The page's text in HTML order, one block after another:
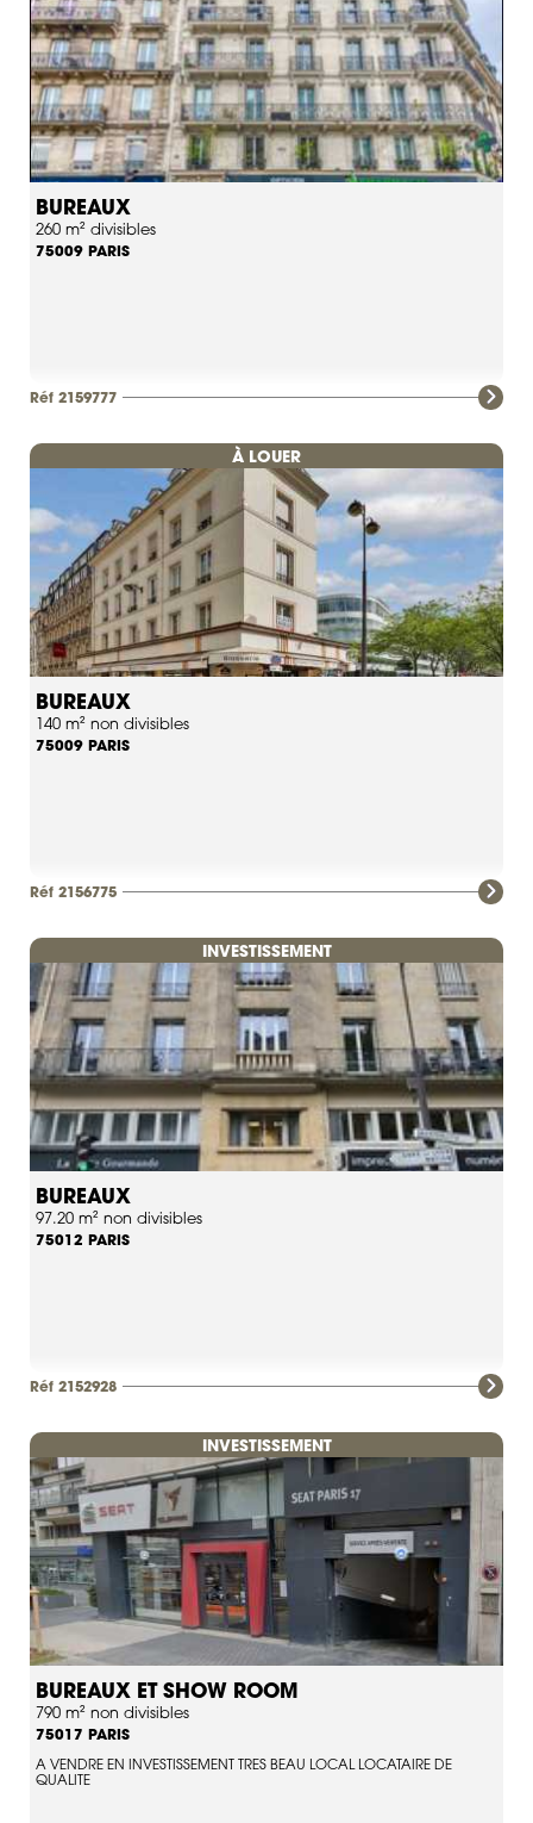
BUREAUX
260 m² divisibles
75009 PARIS
Réf 2159777
À LOUER
BUREAUX
140 m² non divisibles
75009 PARIS
Réf 2156775
INVESTISSEMENT
BUREAUX
97.20 m² non divisibles
75012 PARIS
Réf 2152928
INVESTISSEMENT
BUREAUX ET SHOW ROOM
790 m² non divisibles
75017 PARIS
A VENDRE EN INVESTISSEMENT TRES BEAU LOCAL LOCATAIRE DE
QUALITE